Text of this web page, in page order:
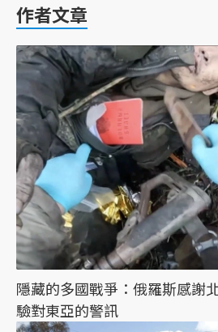
作者文章
隱藏的多國戰爭：俄羅斯感謝
驗對東亞的警訊